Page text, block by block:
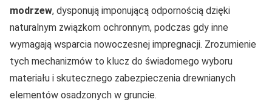
modrzew, dysponują imponującą odpornością dzięki
naturalnym związkom ochronnym, podczas gdy inne
wymagają wsparcia nowoczesnej impregnacji. Zrozumienie
tych mechanizmów to klucz do świadomego wyboru
materiału i skutecznego zabezpieczenia drewnianych
elementów osadzonych w gruncie.